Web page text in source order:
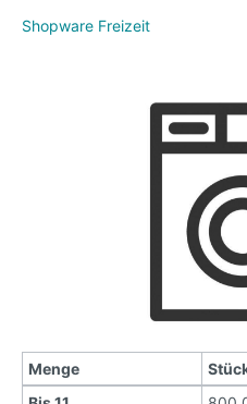
Shopware Freizeit
Menge